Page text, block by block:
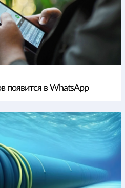
появится в WhatsApp